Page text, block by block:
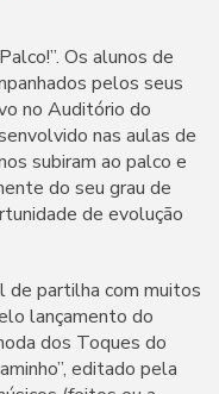
Os alunos de
pelos seus
no Auditório do
nas aulas de
subiram ao palco e
do seu grau de
de evolução
de partilha com muitos
lançamento do
dos Toques do
editado pela